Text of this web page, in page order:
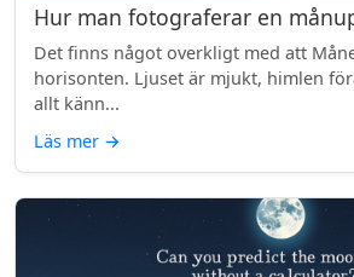
Hur man fotograferar en
Det finns något overkligt med att
horisonten. Ljuset är mjukt, himlen
allt känn...
Läs mer →